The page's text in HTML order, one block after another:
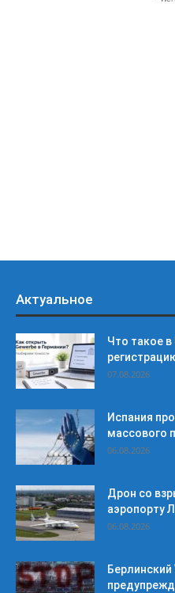
Актуальное
Что такое в
07.08.2026
Испания
массового
06.08.2026
Дрон со
аэропорту
06.08.2026